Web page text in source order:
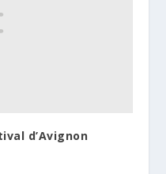
d’Avignon